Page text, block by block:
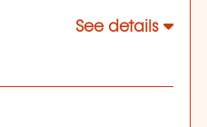
See details